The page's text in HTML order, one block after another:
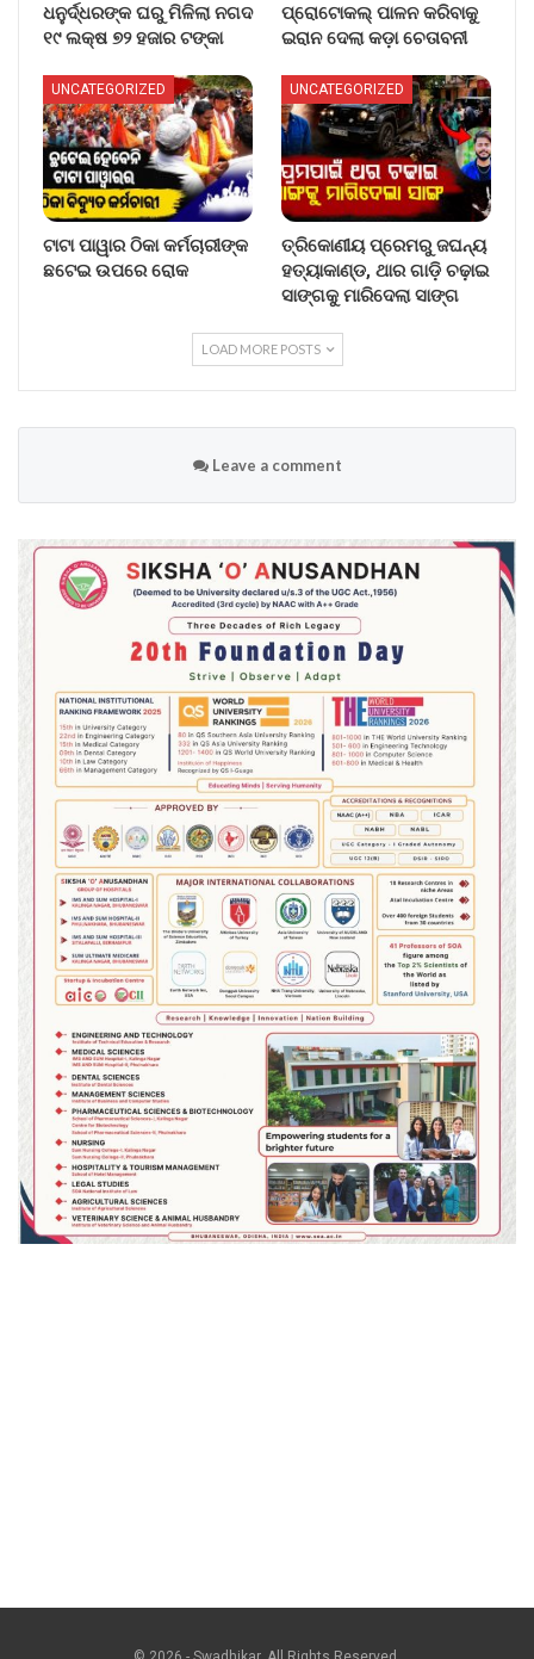
ଧନୁର୍ଦ୍ଧରଙ୍କ ଘରୁ ମିଳିଲା ନଗଦ
୧୯ ଲକ୍ଷ ୭୨ ହଜାର ଟଙ୍କା
ପ୍ରୋଟୋକଲ୍ ପାଳନ କରିବାକୁ
ଇରାନ ଦେଲା କଡ଼ା ଚେତାବନୀ
UNCATEGORIZED
ଟାଟା ପାୱାର ଠିକା କର୍ମଚାରୀଙ୍କ
ଛଟେଇ ଉପରେ ରୋକ
UNCATEGORIZED
ତ୍ରିକୋଣୀୟ ପ୍ରେମରୁ ଜଘନ୍ୟ
ହତ୍ୟାକାଣ୍ଡ, ଥାର ଗାଡ଼ି ଚଢ଼ାଇ
ସାଙ୍ଗକୁ ମାରିଦେଲା ସାଙ୍ଗ
LOAD MORE POSTS
Leave a comment